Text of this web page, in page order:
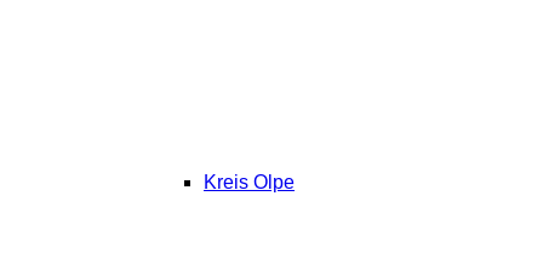
Kreis Olpe